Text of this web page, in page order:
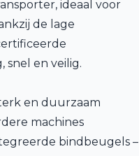
ideaal voor
de lage
snel en veilig.
en duurzaam
machines
bindbeugels –